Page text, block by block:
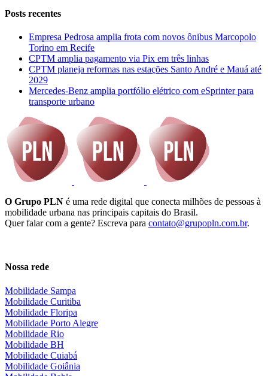
Posts recentes
Empresa Pedrosa amplia frota com novos ônibus Marcopolo
Torino em Recife
CPTM amplia pagamento via Pix em três linhas
CPTM planeja reformas nas estações Santo André e Mauá até
2029
Mercedes-Benz amplia portfólio elétrico com eSprinter para
transporte urbano
O Grupo PLN é uma rede digital que conecta milhões de pessoas à
mobilidade urbana nas principais capitais do Brasil.
Quer falar com a gente? Escreva para contato@grupopln.com.br.
Nossa rede
Mobilidade Sampa
Mobilidade Curitiba
Mobilidade Floripa
Mobilidade Porto Alegre
Mobilidade Rio
Mobilidade BH
Mobilidade Cuiabá
Mobilidade Goiânia